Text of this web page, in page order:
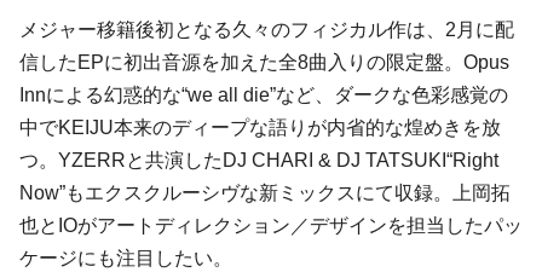
メジャー移籍後初となる久々のフィジカル作は、2月に配
信したEPに初出音源を加えた全8曲入りの限定盤。Opus
Innによる幻惑的な“we all die”など、ダークな色彩感覚の
中でKEIJU本来のディープな語りが内省的な煌めきを放
つ。YZERRと共演したDJ CHARI & DJ TATSUKI“Right
Now”もエクスクルーシヴな新ミックスにて収録。上岡拓
也とIOがアートディレクション／デザインを担当したパッ
ケージにも注目したい。